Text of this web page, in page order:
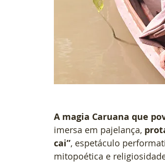
A magia Caruana que
imersa em pajelança,
cai”, espetáculo
mitopoética e